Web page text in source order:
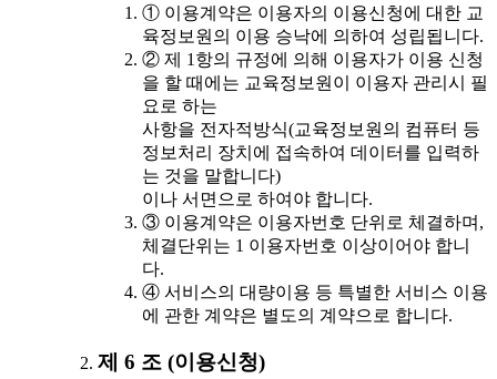
① 이용계약은 이용자의 이용신청에 대한 교
육정보원의 이용 승낙에 의하여 성립됩니다.
② 제 1항의 규정에 의해 이용자가 이용 신청
을 할 때에는 교육정보원이 이용자 관리시 필
요로 하는
사항을 전자적방식(교육정보원의 컴퓨터 등
정보처리 장치에 접속하여 데이터를 입력하
는 것을 말합니다)
이나 서면으로 하여야 합니다.
③ 이용계약은 이용자번호 단위로 체결하며,
체결단위는 1 이용자번호 이상이어야 합니
다.
④ 서비스의 대량이용 등 특별한 서비스 이용
에 관한 계약은 별도의 계약으로 합니다.
제 6 조 (이용신청)